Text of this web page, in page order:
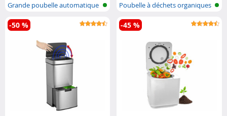
Grande poubelle automatique
Poubelle à déchets organiques
et se..
-50 % -45 %